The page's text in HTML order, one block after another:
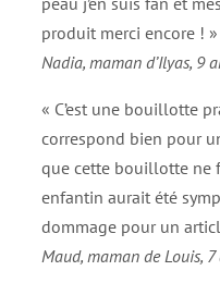
produit merci encore ! »
Nadia, maman d’Ilyas, 9
« C’est une bouillotte
correspond bien pour
que cette bouillotte ne
enfantin aurait été
dommage pour un
Maud, maman de Louis, 7